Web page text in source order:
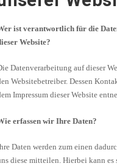
ist verantwortlich für die
Website?
Datenverarbeitung auf dieser
Websitebetreiber. Dessen
Impressum dieser Website
erfassen wir Ihre Daten?
Daten werden zum einen
diese mitteilen. Hierbei kann es